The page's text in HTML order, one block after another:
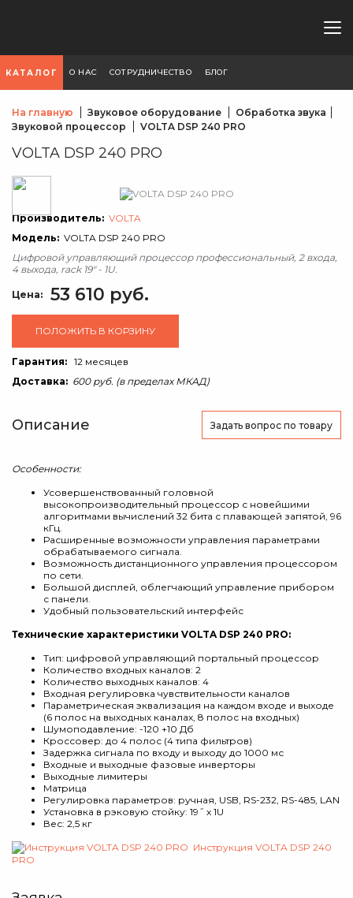
КАТАЛОГ О НАС СОТРУДНИЧЕСТВО БЛОГ
На главную Звуковое оборудование
Обработка звука
Звуковой процессор
VOLTA DSP 240 PRO
VOLTA DSP 240 PRO
Производитель: VOLTA
Модель: VOLTA DSP 240 PRO
Цифровой управляющий процессор профессиональный, 2 входа,
4 выхода, rack 19" - 1U.
Цена: 53 610 руб.
ПОЛОЖИТЬ В КОРЗИНУ
Гарантия: 12 месяцев
Доставка: 600 руб. (в пределах МКАД)
Описание Задать вопрос по товару
Особенности:
Усовершенствованный головной
высокопроизводительный процессор с новейшими
алгоритмами вычислений 32 бита с плавающей запятой, 96
кГц.
Расширенные возможности управления параметрами
обрабатываемого сигнала.
Возможность дистанционного управления процессором
по сети.
Большой дисплей, облегчающий управление прибором
с панели.
Удобный пользовательский интерфейс
Технические характеристики VOLTA DSP 240 PRO:
Тип: цифровой управляющий портальный процессор
Количество входных каналов: 2
Количество выходных каналов: 4
Входная регулировка чувствительности каналов
Параметрическая эквализация на каждом входе и выходе
(6 полос на выходных каналах, 8 полос на входных)
Шумоподавление: -120 +10 Дб
Кроссовер: до 4 полос (4 типа фильтров)
Задержка сигнала по входу и выходу до 1000 мс
Входные и выходные фазовые инверторы
Выходные лимитеры
Матрица
Регулировка параметров: ручная, USB, RS-232, RS-485, LAN
Установка в рэковую стойку: 19˝ х 1U
Вес: 2,5 кг
Инструкция VOLTA DSP 240
PRO